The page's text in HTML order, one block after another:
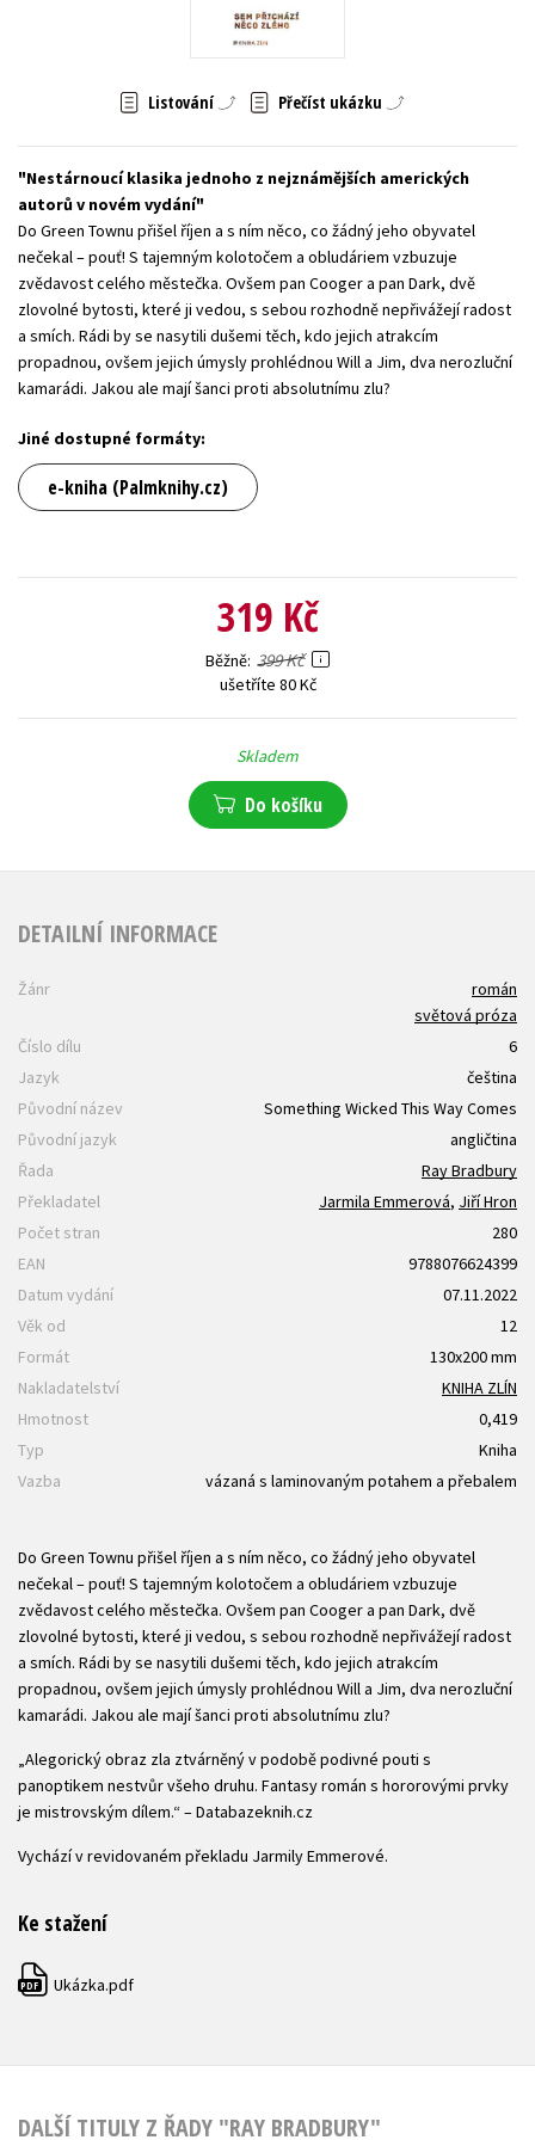
Zahraniční literatura
Všechny tituly
Listování Přečíst ukázku
Nestárnoucí klasika jednoho z nejznámějších amerických
autorů v novém vydání
Do Green Townu přišel říjen a s ním něco, co žádný jeho obyvatel
nečekal – pouť! S tajemným kolotočem a obludáriem vzbuzuje
zvědavost celého městečka. Ovšem pan Cooger a pan Dark, dvě
zlovolné bytosti, které ji vedou, s sebou rozhodně nepřivážejí radost
a smích. Rádi by se nasytili dušemi těch, kdo jejich atrakcím
propadnou, ovšem jejich úmysly prohlédnou Will a Jim, dva nerozluční
kamarádi. Jakou ale mají šanci proti absolutnímu zlu?
Jiné dostupné formáty:
e-kniha (Palmknihy.cz)
319 Kč
Běžně 399 Kč
ušetříte 80 Kč
Skladem
Do košíku
DETAILNÍ INFORMACE
Žánr
román
světová próza
Číslo dílu
6
Jazyk
čeština
Původní název
Something Wicked This Way Comes
Původní jazyk
angličtina
Řada
Ray Bradbury
Překladatel
Jarmila Emmerová, Jiří Hron
Počet stran
280
EAN
9788076624399
Datum vydání
07.11.2022
Věk od
12
Formát
130x200 mm
Nakladatelství
KNIHA ZLÍN
Hmotnost
0,419
Typ
Kniha
Vazba
vázaná s laminovaným potahem a přebalem
Do Green Townu přišel říjen a s ním něco, co žádný jeho obyvatel
nečekal – pouť! S tajemným kolotočem a obludáriem vzbuzuje
zvědavost celého městečka. Ovšem pan Cooger a pan Dark, dvě
zlovolné bytosti, které ji vedou, s sebou rozhodně nepřivážejí radost
a smích. Rádi by se nasytili dušemi těch, kdo jejich atrakcím
propadnou, ovšem jejich úmysly prohlédnou Will a Jim, dva nerozluční
kamarádi. Jakou ale mají šanci proti absolutnímu zlu?
„Alegorický obraz zla ztvárněný v podobě podivné pouti s
panoptikem nestvůr všeho druhu. Fantasy román s hororovými prvky
je mistrovským dílem.“ – Databazeknih.cz
Vychází v revidovaném překladu Jarmily Emmerové.
Ke stažení
PDF Ukázka.pdf
DALŠÍ TITULY Z ŘADY "RAY BRADBURY"